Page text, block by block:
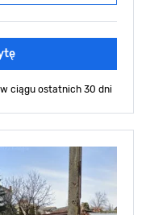
w ciągu ostatnich 30 dni